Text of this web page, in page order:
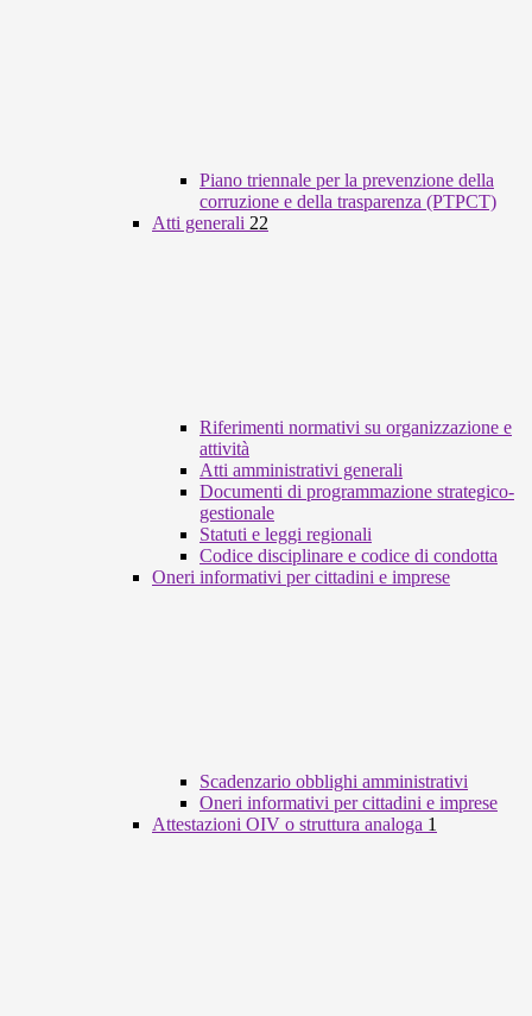
Piano triennale per la prevenzione della
corruzione e della trasparenza (PTPCT)
Atti generali 22
Riferimenti normativi su organizzazione e
attività
Atti amministrativi generali
Documenti di programmazione strategico-
gestionale
Statuti e leggi regionali
Codice disciplinare e codice di condotta
Oneri informativi per cittadini e imprese
Scadenzario obblighi amministrativi
Oneri informativi per cittadini e imprese
Attestazioni OIV o struttura analoga 1